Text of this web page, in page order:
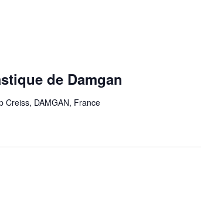
de Damgan
Creiss, DAMGAN, France